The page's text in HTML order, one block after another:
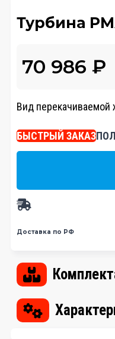
Турбина
70 986 ₽
Вид перекачиваемой
БЫСТРЫЙ ЗАКАЗ
Доставка по РФ